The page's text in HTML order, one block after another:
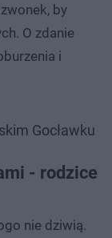
by
O zdanie
i
Gocławku
- rodzice
nie dziwią.